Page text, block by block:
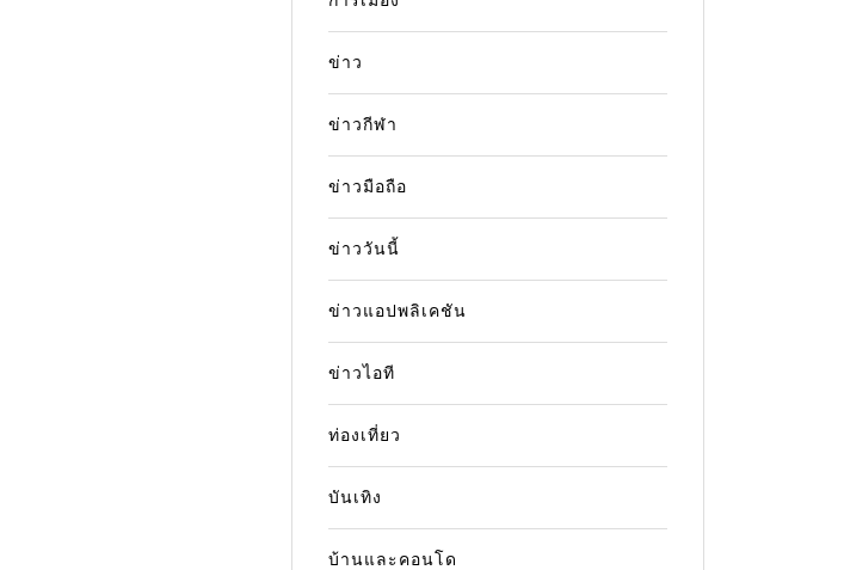
ข่าว
ข่าวกีฬา
ข่าวมือถือ
ข่าววันนี้
ข่าวแอปพลิเคชัน
ข่าวไอที
ท่องเที่ยว
บันเทิง
บ้านและคอนโด